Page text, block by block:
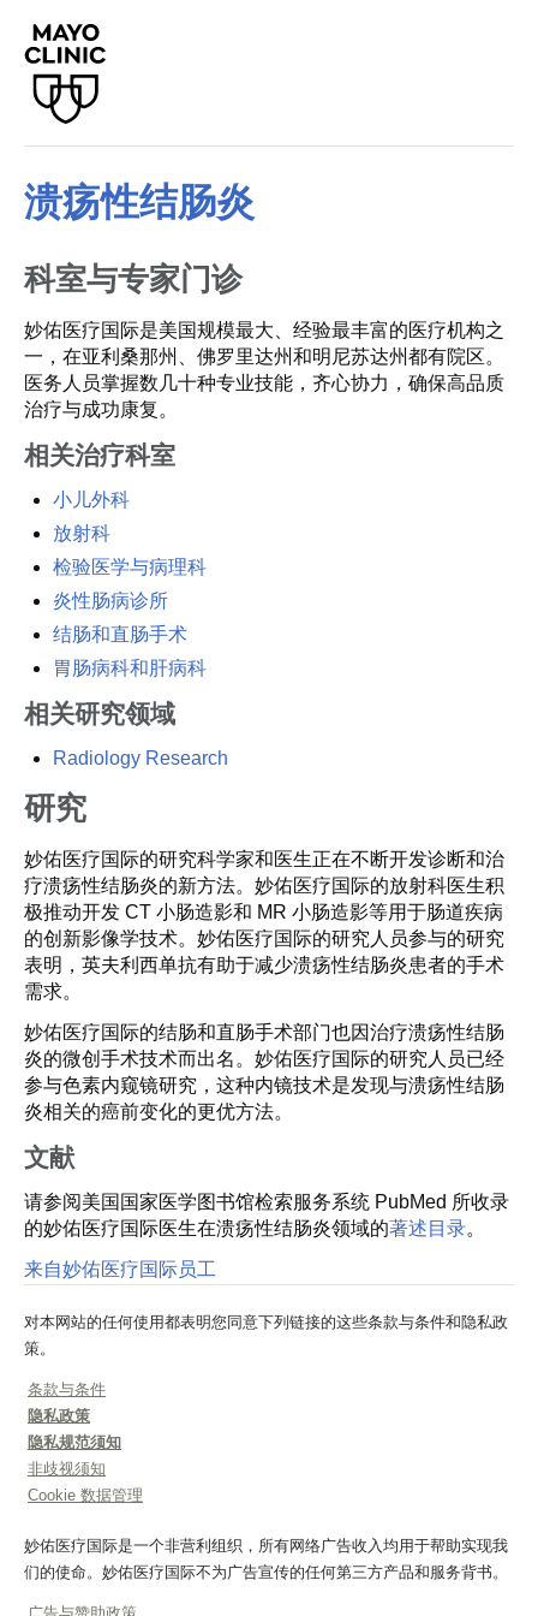
溃疡性结肠炎
科室与专家门诊
妙佑医疗国际是美国规模最大、经验最丰富的医疗机构之
一，在亚利桑那州、佛罗里达州和明尼苏达州都有院区。
医务人员掌握数几十种专业技能，齐心协力，确保高品质
治疗与成功康复。
相关治疗科室
小儿外科
放射科
检验医学与病理科
炎性肠病诊所
结肠和直肠手术
胃肠病科和肝病科
相关研究领域
Radiology Research
研究
妙佑医疗国际的研究科学家和医生正在不断开发诊断和治
疗溃疡性结肠炎的新方法。妙佑医疗国际的放射科医生积
极推动开发 CT 小肠造影和 MR 小肠造影等用于肠道疾病
的创新影像学技术。妙佑医疗国际的研究人员参与的研究
表明，英夫利西单抗有助于减少溃疡性结肠炎患者的手术
需求。
妙佑医疗国际的结肠和直肠手术部门也因治疗溃疡性结肠
炎的微创手术技术而出名。妙佑医疗国际的研究人员已经
参与色素内窥镜研究，这种内镜技术是发现与溃疡性结肠
炎相关的癌前变化的更优方法。
文献
请参阅美国国家医学图书馆检索服务系统 PubMed 所收录
的妙佑医疗国际医生在溃疡性结肠炎领域的著述目录。
来自妙佑医疗国际员工
对本网站的任何使用都表明您同意下列链接的这些条款与条件和隐私政
策。
条款与条件
隐私政策
隐私规范须知
非歧视须知
Cookie 数据管理
妙佑医疗国际是一个非营利组织，所有网络广告收入均用于帮助实现我
们的使命。妙佑医疗国际不为广告宣传的任何第三方产品和服务背书。